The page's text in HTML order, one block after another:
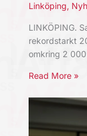
Linköping,
LINKÖPING.
rekordstarkt
omkring 2
Read More »